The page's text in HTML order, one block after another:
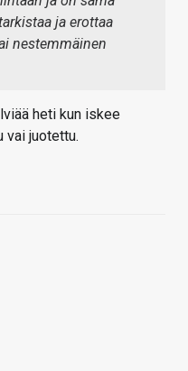
ja erottaa
nestemmäinen
heti kun iskee
vai juotettu.